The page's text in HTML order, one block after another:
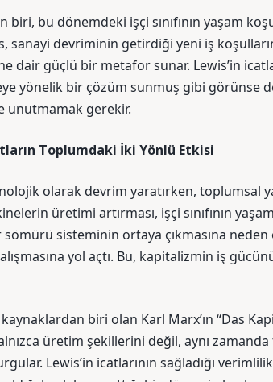
bu dönemdeki işçi sınıfının yaşam
sanayi devriminin getirdiği yeni iş
dair güçlü bir metafor sunar. Lewis’in
yönelik bir çözüm sunmuş gibi görünse
unutmamak gerekir.
Toplumdaki İki Yönlü Etkisi
olarak devrim yaratırken, toplumsal
üretimi artırması, işçi sınıfının
sisteminin ortaya çıkmasına
yol açtı. Bu, kapitalizmin iş
biri olan Karl Marx’ın “Das
üretim şekillerini değil, aynı
Lewis’in icatlarının sağladığı